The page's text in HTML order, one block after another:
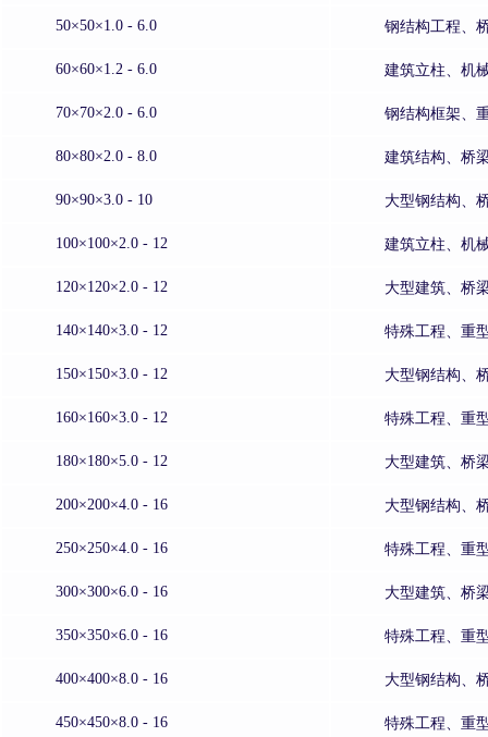
50×50×1.0 - 6.0 钢结构工程、
60×60×1.2 - 6.0 建筑立柱、机
70×70×2.0 - 6.0 钢结构框架、
80×80×2.0 - 8.0 建筑结构、桥
90×90×3.0 - 10 大型钢结构、
100×100×2.0 - 12 建筑立柱、机
120×120×2.0 - 12 大型建筑、桥
140×140×3.0 - 12 特殊工程、重
150×150×3.0 - 12 大型钢结构、
160×160×3.0 - 12 特殊工程、重
180×180×5.0 - 12 大型建筑、桥
200×200×4.0 - 16 大型钢结构、
250×250×4.0 - 16 特殊工程、重
300×300×6.0 - 16 大型建筑、桥
350×350×6.0 - 16 特殊工程、重
400×400×8.0 - 16 大型钢结构、
450×450×8.0 - 16 特殊工程、重